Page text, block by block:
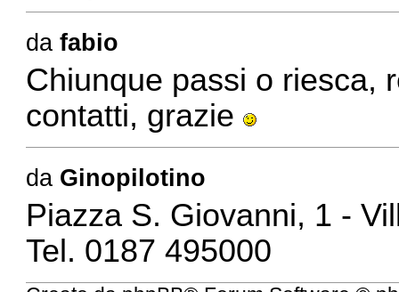
dafabio
Chiunque passi o riesca,
contatti, grazie
da Ginopilotino
Piazza S. Giovanni, 1 -
Tel. 0187 495000